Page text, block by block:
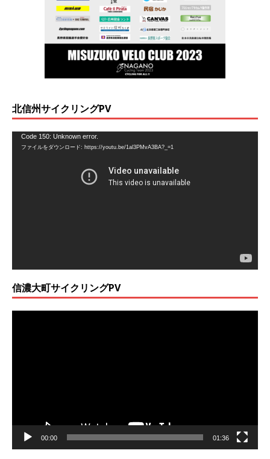
北信州サイクリングPV
Code 150: Unknown error.
ファイルをダウンロード: https://youtu.be/1al3PMvA3BA?_=1
信濃大町サイクリングPV
00:00 01:36